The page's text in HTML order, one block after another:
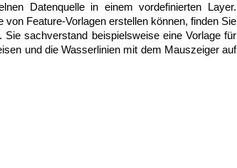
Datenquelle in einem vordefinierten Layer.
Feature-Vorlagen erstellen können, finden Sie
sachverstand beispielsweise eine Vorlage für
und die Wasserlinien mit dem Mauszeiger auf